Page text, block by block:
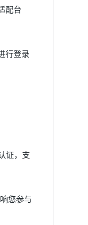
配台
行登录
证，支
您参与